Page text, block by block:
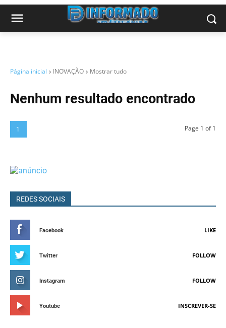
Página inicial INOVAÇÃO Mostrar tudo
Nenhum resultado encontrado
Page 1 of 1
1
REDES SOCIAIS
Facebook LIKE
Twitter FOLLOW
Instagram FOLLOW
Youtube INSCREVER-SE